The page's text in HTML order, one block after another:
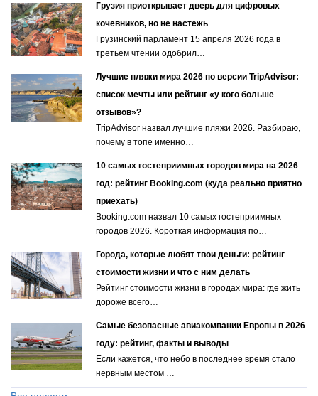
Грузия приоткрывает дверь для цифровых
кочевников, но не настежь
Грузинский парламент 15 апреля 2026 года в
третьем чтении одобрил…
Лучшие пляжи мира 2026 по версии TripAdvisor:
список мечты или рейтинг «у кого больше
отзывов»?
TripAdvisor назвал лучшие пляжи 2026. Разбираю,
почему в топе именно…
10 самых гостеприимных городов мира на 2026
год: рейтинг Booking.com (куда реально приятно
приехать)
Booking.com назвал 10 самых гостеприимных
городов 2026. Короткая информация по…
Города, которые любят твои деньги: рейтинг
стоимости жизни и что с ним делать
Рейтинг стоимости жизни в городах мира: где жить
дороже всего…
Самые безопасные авиакомпании Европы в 2026
году: рейтинг, факты и выводы
Если кажется, что небо в последнее время стало
нервным местом …